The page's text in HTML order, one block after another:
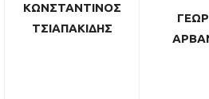
ΚΩΝΣΤΑΝΤΙΝΟΣ
ΤΣΙΑΠΑΚΙΔΗΣ